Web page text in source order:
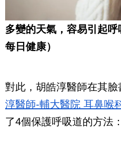
多變的天氣，容易引起
每日健康）
對此，胡皓淳醫師在其臉
淳醫師-輔大醫院 耳鼻喉
了4個保護呼吸道的方法：